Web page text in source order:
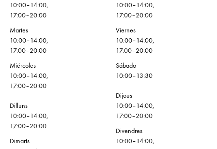
10:00–14:00,
17:00–20:00
Martes
10:00–14:00,
17:00–20:00
Miércoles
10:00–14:00,
17:00–20:00
Dilluns
10:00–14:00,
17:00–20:00
Dimarts
10:00–14:00,
17:00–20:00
Viernes
10:00–14:00,
17:00–20:00
Sábado
10:00–13:30
Dijous
10:00–14:00,
17:00–20:00
Divendres
10:00–14:00,